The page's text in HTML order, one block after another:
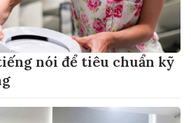
nói để tiêu chuẩn kỹ